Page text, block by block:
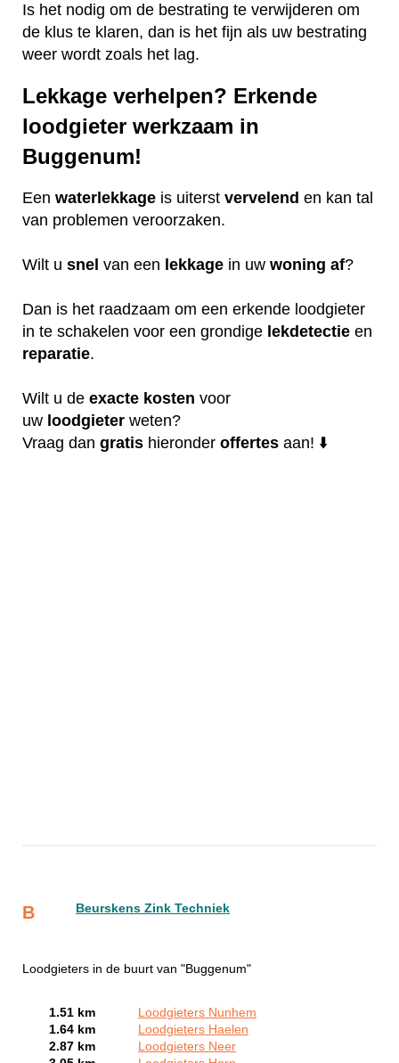
Is het nodig om de bestrating te verwijderen om
de klus te klaren, dan is het fijn als uw bestrating
weer wordt zoals het lag.
Lekkage verhelpen? Erkende
loodgieter werkzaam in
Buggenum!
Een waterlekkage is uiterst vervelend en kan tal
van problemen veroorzaken.
Wilt u snel van een lekkage in uw woning af?
Dan is het raadzaam om een erkende loodgieter
in te schakelen voor een grondige lekdetectie en
reparatie.
Wilt u de exacte kosten voor
uw loodgieter weten?
Vraag dan gratis hieronder offertes aan! ⬇️
B Beurskens Zink Techniek
Loodgieters in de buurt van "Buggenum"
1.51 km
Loodgieters Nunhem
1.64 km
Loodgieters Haelen
2.87 km
Loodgieters Neer